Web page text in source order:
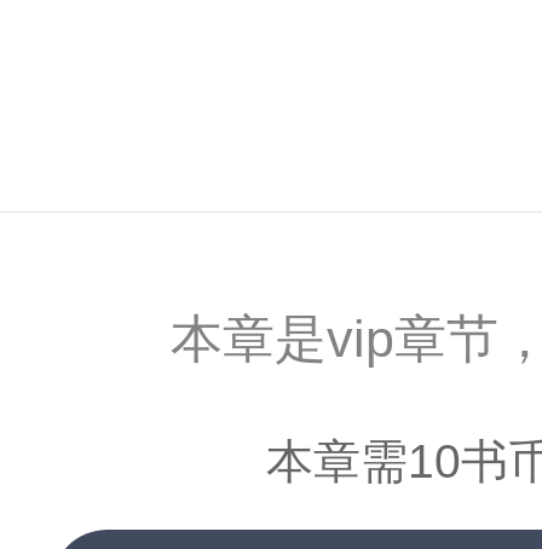
本章是vip章节
本章需10书